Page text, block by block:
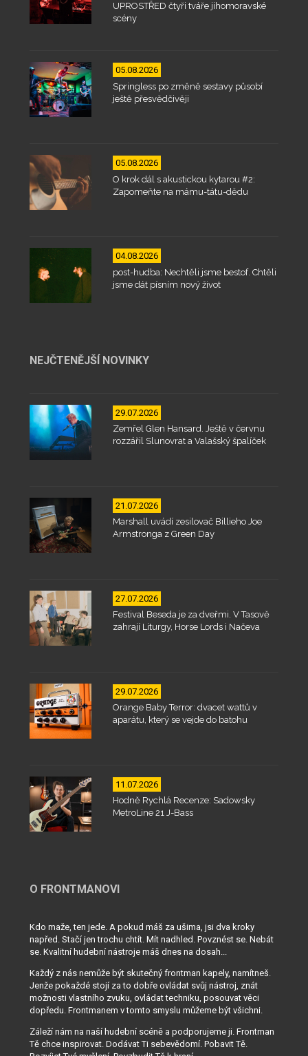
UPROSTŘED čtyři tváře jihomoravské
scény
05.08.2026
Springless po změně sestavy působí
ještě přesvědčivěji
05.08.2026
O krok dál s akustickou kytarou #2:
Zapomeňte na mámu-tátu-dědu
04.08.2026
post-hudba: Nechtěli jsme bestof. Chtěli
jsme dát písním nový život
NEJČTENĚJŠÍ NOVINKY
29.07.2026
Zemřel Glen Hansard. Ještě v červnu
rozzářil Slunovrat a Valašský špalíček
21.07.2026
Marshall uvádí zesilovač Billieho Joe
Armstronga z Green Day
27.07.2026
Festival Beseda je za dveřmi. V Tasově
zahrají Liturgy, Horse Lords i Načeva
29.07.2026
Orange Baby Terror: dvacet wattů v
aparátu, který se vejde do batohu
11.07.2026
Hodně Rychlá Recenze: Sadowsky
MetroLine 21 J-Bass
O FRONTMANOVI
Kdo maže, ten jede. A pokud máš za ušima, jsi dva kroky
napřed. Stačí jen trochu chtít. Mít nadhled. Povznést se. Nebát
se. Kvalitní hudební nástroje máš dnes na dosah...
Každý z nás nemůže být skutečný frontman kapely, namítneš.
Jenže pokaždé stojí za to dobře ovládat svůj nástroj, znát
možnosti vlastního zvuku, ovládat techniku, posouvat věci
dopředu. Frontmanem v tomto smyslu můžeme být všichni.
Záleží nám na naší hudební scéně a podporujeme ji. Frontman
Tě chce inspirovat. Dodávat Ti sebevědomí. Pobavit Tě.